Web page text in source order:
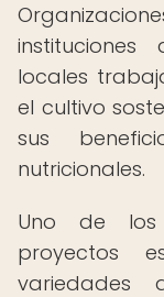
locales
el cultivo
sus
nutricionales.
Uno de
proyectos
variedades